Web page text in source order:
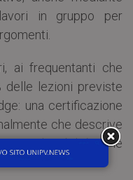
in gruppo per
ai frequentanti che
delle lezioni previste
una certificazione
che descrive
le abilità e le